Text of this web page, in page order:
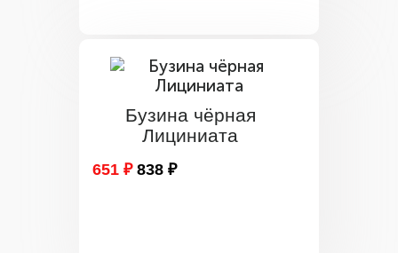
Бузина чёрная
Лициниата
651 ₽ 838 ₽